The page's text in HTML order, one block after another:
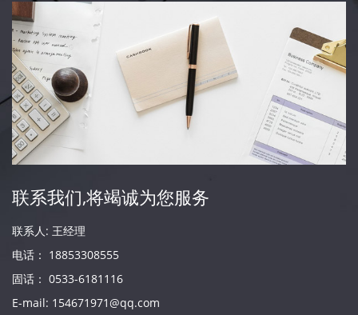
联系我们,将竭诚为您服务
联系人: 王经理
电话： 18853308555
固话： 0533-6181116
E-mail: 154671971@qq.com